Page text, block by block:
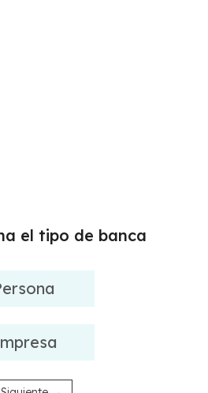
el tipo de banca